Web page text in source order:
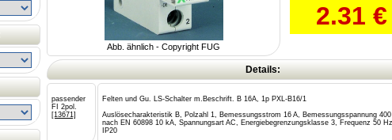
Abb. ähnlich - Copyright FUG
2.31 €
Details:
passender
FI 2pol.
[13671]
Felten und Gu. LS-Schalter m.Beschrift. B 16A, 1p PXL-B16/1
Auslösecharakteristik B, Polzahl 1, Bemessungsstrom 16 A, Bemessungsspannung
nach EN 60898 10 kA, Spannungsart AC, Energiebegrenzungsklasse 3, Frequenz 50
IP20